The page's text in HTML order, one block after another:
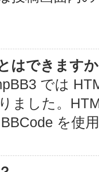
はできます
では
ました。
を使